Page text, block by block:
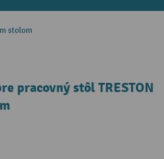
stolom
pracovný stôl TRESTON